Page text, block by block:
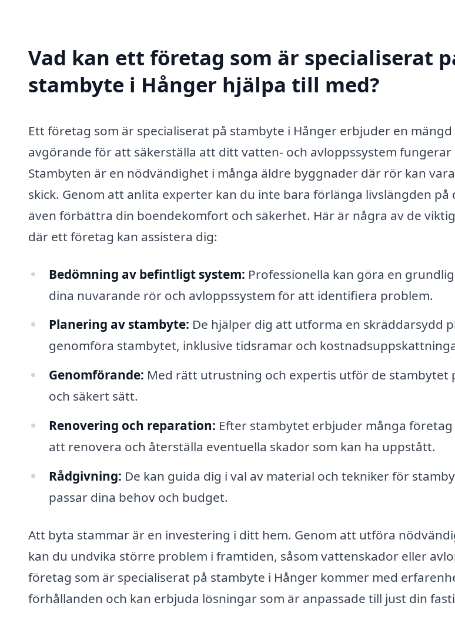
Vad kan ett företag som är specialiserat
stambyte i Hånger hjälpa till med?
Ett företag som är specialiserat på stambyte i Hånger erbjuder en
avgörande för att säkerställa att ditt vatten- och avloppssystem
Stambyten är en nödvändighet i många äldre byggnader där rör kan
skick. Genom att anlita experter kan du inte bara förlänga livslängden
även förbättra din boendekomfort och säkerhet. Här är några av de
där ett företag kan assistera dig:
Bedömning av befintligt system: Professionella kan göra en
dina nuvarande rör och avloppssystem för att identifiera problem.
Planering av stambyte: De hjälper dig att utforma en skräddarsydd
genomföra stambytet, inklusive tidsramar och
Genomförande: Med rätt utrustning och expertis utför de stambytet
och säkert sätt.
Renovering och reparation: Efter stambytet erbjuder många
att renovera och återställa eventuella skador som kan ha uppstått.
Rådgivning: De kan guida dig i val av material och tekniker för
passar dina behov och budget.
Att byta stammar är en investering i ditt hem. Genom att utföra
kan du undvika större problem i framtiden, såsom vattenskador eller
företag som är specialiserat på stambyte i Hånger kommer med
förhållanden och kan erbjuda lösningar som är anpassade till just din